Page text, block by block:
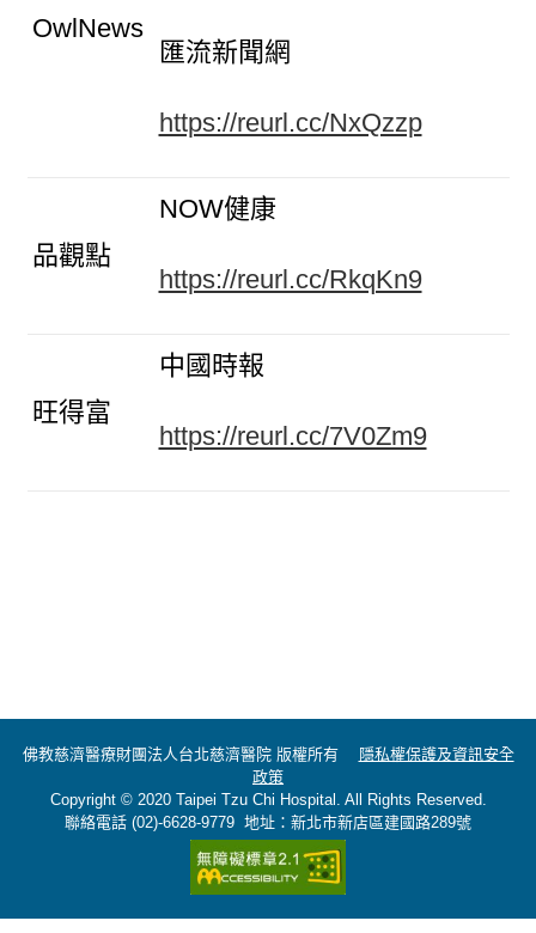
OwlNews
匯流新聞網
https://reurl.cc/NxQzzp
品觀點
NOW健康
https://reurl.cc/RkqKn9
旺得富
中國時報
https://reurl.cc/7V0Zm9
佛教慈濟醫療財團法人台北慈濟醫院 版權所有 隱私權保護及資訊安全
政策
Copyright © 2020 Taipei Tzu Chi Hospital. All Rights Reserved.
聯絡電話 (02)-6628-9779 地址：新北市新店區建國路289號